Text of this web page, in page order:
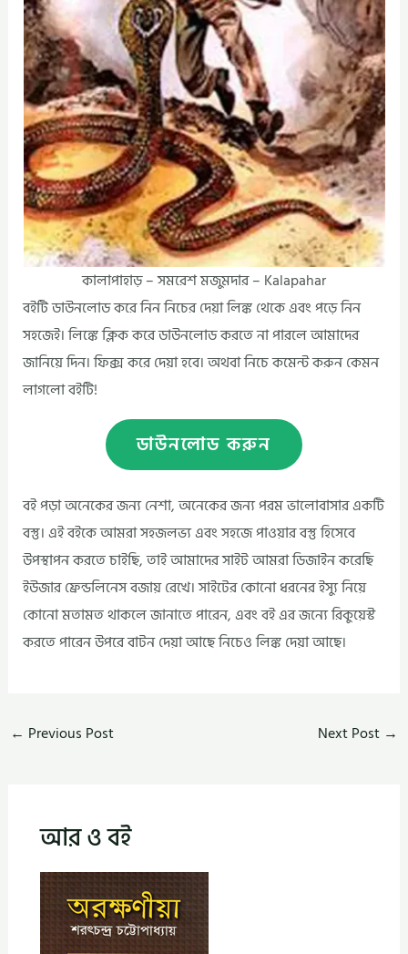
কালাপাহাড় – সমরেশ মজুমদার – Kalapahar
বইটি ডাউনলোড করে নিন নিচের দেয়া লিঙ্ক থেকে এবং পড়ে নিন
সহজেই। লিঙ্কে ক্লিক করে ডাউনলোড করতে না পারলে আমাদের
জানিয়ে দিন। ফিক্স করে দেয়া হবে। অথবা নিচে কমেন্ট করুন কেমন
লাগলো বইটি!
ডাউনলোড করুন
বই পড়া অনেকের জন্য নেশা, অনেকের জন্য পরম ভালোবাসার একটি
বস্তু। এই বইকে আমরা সহজলভ্য এবং সহজে পাওয়ার বস্তু হিসেবে
উপস্থাপন করতে চাইছি, তাই আমাদের সাইট আমরা ডিজাইন করেছি
ইউজার ফ্রেন্ডলিনেস বজায় রেখে। সাইটের কোনো ধরনের ইস্যু নিয়ে
কোনো মতামত থাকলে জানাতে পারেন, এবং বই এর জন্যে রিকুয়েস্ট
করতে পারেন উপরে বাটন দেয়া আছে নিচেও লিঙ্ক দেয়া আছে।
← Previous Post Next Post →
আর ও বই